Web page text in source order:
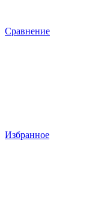
Сравнение
Избранное